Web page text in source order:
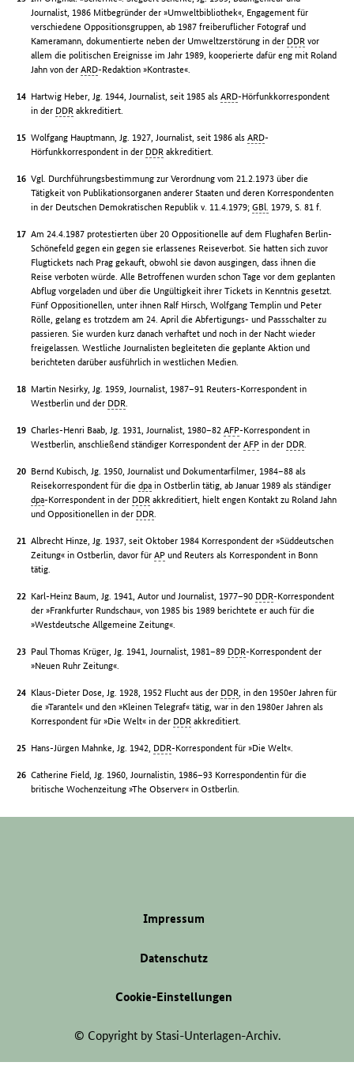
Journalist, 1986 Mitbegründer der »Umweltbibliothek«, Engagement für
verschiedene Oppositionsgruppen, ab 1987 freiberuflicher Fotograf und
Kameramann, dokumentierte neben der Umweltzerstörung in der DDR vor
allem die politischen Ereignisse im Jahr 1989, kooperierte dafür eng mit Roland
Jahn von derARD-Redaktion »Kontraste«.
Hartwig Heber, Jg. 1944, Journalist, seit 1985 alsARD-Hörfunkkorrespondent
in der DDR akkreditiert.
Wolfgang Hauptmann, Jg. 1927, Journalist, seit 1986 alsARD-
Hörfunkkorrespondent in der DDR akkreditiert.
Vgl. Durchführungsbestimmung zur Verordnung vom 21.2.1973 über die
Tätigkeit von Publikationsorganen anderer Staaten und deren Korrespondenten
in der Deutschen Demokratischen Republik v. 11.4.1979;GBl. 1979, S. 81 f.
Am 24.4.1987 protestierten über 20 Oppositionelle auf dem Flughafen Berlin-
Schönefeld gegen ein gegen sie erlassenes Reiseverbot. Sie hatten sich zuvor
Flugtickets nach Prag gekauft, obwohl sie davon ausgingen, dass ihnen die
Reise verboten würde. Alle Betroffenen wurden schon Tage vor dem geplanten
Abflug vorgeladen und über die Ungültigkeit ihrer Tickets in Kenntnis gesetzt.
Fünf Oppositionellen, unter ihnen Ralf Hirsch, Wolfgang Templin und Peter
Rölle, gelang es trotzdem am 24. April die Abfertigungs- und Passschalter zu
passieren. Sie wurden kurz danach verhaftet und noch in der Nacht wieder
freigelassen. Westliche Journalisten begleiteten die geplante Aktion und
berichteten darüber ausführlich in westlichen Medien.
Martin Nesirky, Jg. 1959, Journalist, 1987–91 Reuters-Korrespondent in
Westberlin und der DDR
Charles-Henri Baab, Jg. 1931, Journalist, 1980–82AFP-Korrespondent in
Westberlin, anschließend ständiger Korrespondent derAFP in der DDR
Bernd Kubisch, Jg. 1950, Journalist und Dokumentarfilmer, 1984–88 als
Reisekorrespondent für diedpa in Ostberlin tätig, ab Januar 1989 als ständiger
dpa-Korrespondent in der DDR akkreditiert, hielt engen Kontakt zu Roland Jahn
und Oppositionellen in der DDR
Albrecht Hinze, Jg. 1937, seit Oktober 1984 Korrespondent der »Süddeutschen
Zeitung« in Ostberlin, davor fürAP und Reuters als Korrespondent in Bonn
tätig.
Karl-Heinz Baum, Jg. 1941, Autor und Journalist, 1977–90 DDR-Korrespondent
der »Frankfurter Rundschau«, von 1985 bis 1989 berichtete er auch für die
»Westdeutsche Allgemeine Zeitung«.
Paul Thomas Krüger, Jg. 1941, Journalist, 1981–89 DDR-Korrespondent der
»Neuen Ruhr Zeitung«.
Klaus-Dieter Dose, Jg. 1928, 1952 Flucht aus der DDR , in den 1950er Jahren für
die »Tarantel« und den »Kleinen Telegraf« tätig, war in den 1980er Jahren als
Korrespondent für »Die Welt« in der DDR akkreditiert.
Hans-Jürgen Mahnke, Jg. 1942, DDR-Korrespondent für »Die Welt«.
Catherine Field, Jg. 1960, Journalistin, 1986–93 Korrespondentin für die
britische Wochenzeitung »The Observer« in Ostberlin.
Impressum
Datenschutz
Cookie-Einstellungen
© Copyright by Stasi-Unterlagen-Archiv.